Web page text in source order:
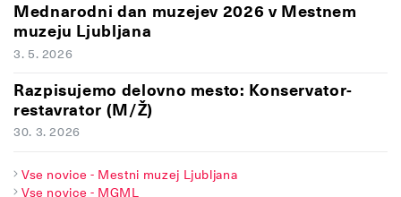
Mednarodni dan muzejev 2026 v Mestnem
muzeju Ljubljana
3. 5. 2026
Razpisujemo delovno mesto: Konservator-
restavrator (M/Ž)
30. 3. 2026
Vse novice - Mestni muzej Ljubljana
Vse novice - MGML